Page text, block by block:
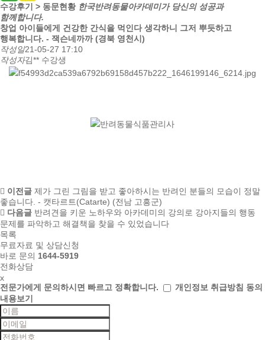
수강후기 > 동문현황 한국반려동물아카데미가 당신의 성공과
함께합니다.
창업 아이들에게 건강한 간식을 먹인다 생각하니 그저 뿌듯하고
행복합니다. - 잭슨네까까 (경북 영천시)
작성일21-05-27 17:10
작성자김** 수강생
이전글 제가 그린 그림을 받고 좋아하시는 반려인 분들의 모습이 정말
좋습니다. - 캣타르트(Catarte) (전남 고흥군)
다음글 반려견을 키운 노하우와 아카데미의 강의로 강아지들의 행동
문제를 파악하고 해결책을 찾을 수 있었습니다
목록
무료자료 및 상담신청
바로 문의 1644-5919
전화상담
x
전문가에게 문의하시면 빠르고 정확합니다.
개인정보 취급방침 동의
내용보기